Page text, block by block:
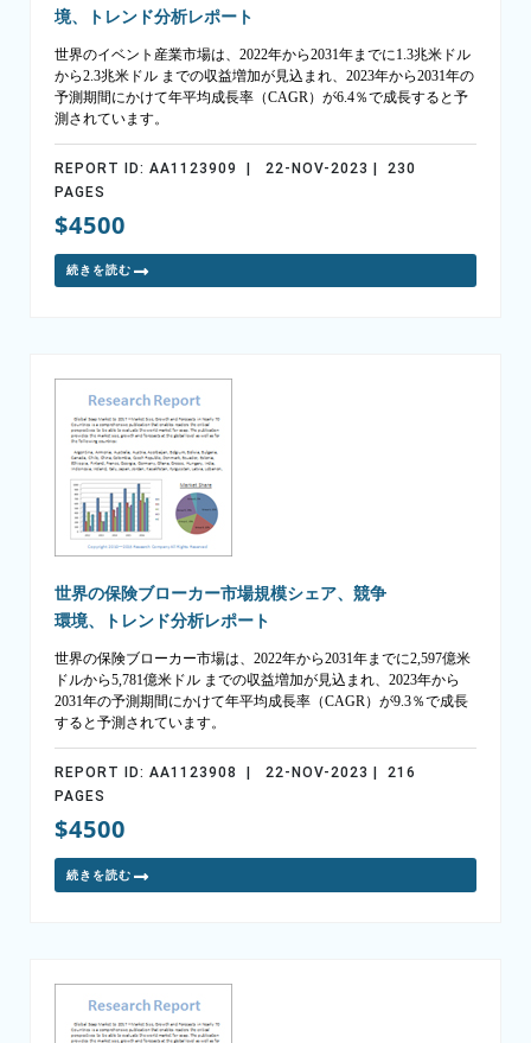
境、トレンド分析レポート
世界のイベント産業市場は、2022年から2031年までに1.3兆米ドル
から2.3兆米ドル までの収益増加が見込まれ、2023年から2031年の
予測期間にかけて年平均成長率（CAGR）が6.4％で成長すると予
測されています。
REPORT ID: AA1123909 | 22-NOV-2023 | 230
PAGES
$4500
続きを読む
世界の保険ブローカー市場規模シェア、競争
環境、トレンド分析レポート
世界の保険ブローカー市場は、2022年から2031年までに2,597億米
ドルから5,781億米ドル までの収益増加が見込まれ、2023年から
2031年の予測期間にかけて年平均成長率（CAGR）が9.3％で成長
すると予測されています。
REPORT ID: AA1123908 | 22-NOV-2023 | 216
PAGES
$4500
続きを読む